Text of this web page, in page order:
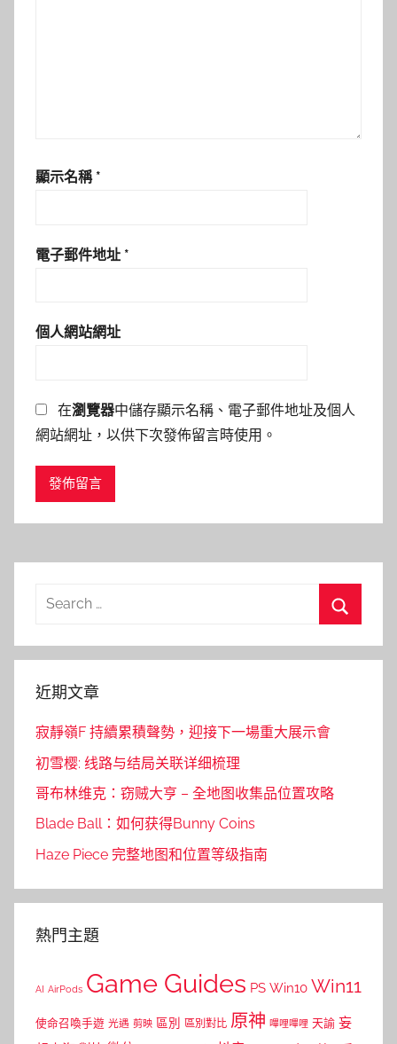
顯示名稱 *
電子郵件地址 *
個人網站網址
在瀏覽器中儲存顯示名稱、電子郵件地址及個人
網站網址，以供下次發佈留言時使用。
Search
近期文章
寂靜嶺F 持續累積聲勢，迎接下一場重大展示會
初雪樱: 线路与结局关联详细梳理
哥布林维克：窃贼大亨 – 全地图收集品位置攻略
Blade Ball：如何获得Bunny Coins
Haze Piece 完整地图和位置等级指南
熱門主題
AI AirPods Game Guides PS Win10 Win11
使命召喚手遊 光遇 剪映 區別 區別對比 原神 嗶哩嗶哩 天諭 妄